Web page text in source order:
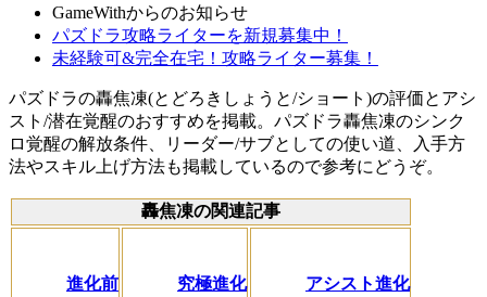
GameWithからのお知らせ
パズドラ攻略ライターを新規募集中！
未経験可&完全在宅！攻略ライター募集！
パズドラの轟焦凍(とどろきしょうと/ショート)の評価とアシ
スト/潜在覚醒のおすすめを掲載。パズドラ轟焦凍のシンク
ロ覚醒の解放条件、リーダー/サブとしての使い道、入手方
法やスキル上げ方法も掲載しているので参考にどうぞ。
轟焦凍の関連記事
進化前 究極進化 アシスト進化